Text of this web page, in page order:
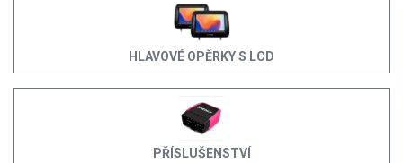
HLAVOVÉ OPĚRKY S LCD
PŘÍSLUŠENSTVÍ